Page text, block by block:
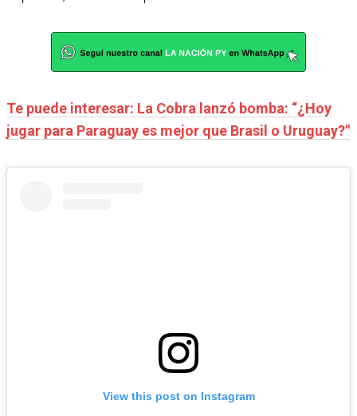
Te puede interesar: La Cobra lanzó bomba: “¿Hoy
jugar para Paraguay es mejor que Brasil o Uruguay?"
View this post on Instagram